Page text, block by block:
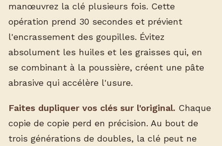
manœuvrez la clé plusieurs fois. Cette
opération prend 30 secondes et prévient
l'encrassement des goupilles. Évitez
absolument les huiles et les graisses qui, en
se combinant à la poussière, créent une pâte
abrasive qui accélère l'usure.
Faites dupliquer vos clés sur l'original. Chaque
copie de copie perd en précision. Au bout de
trois générations de doubles, la clé peut ne